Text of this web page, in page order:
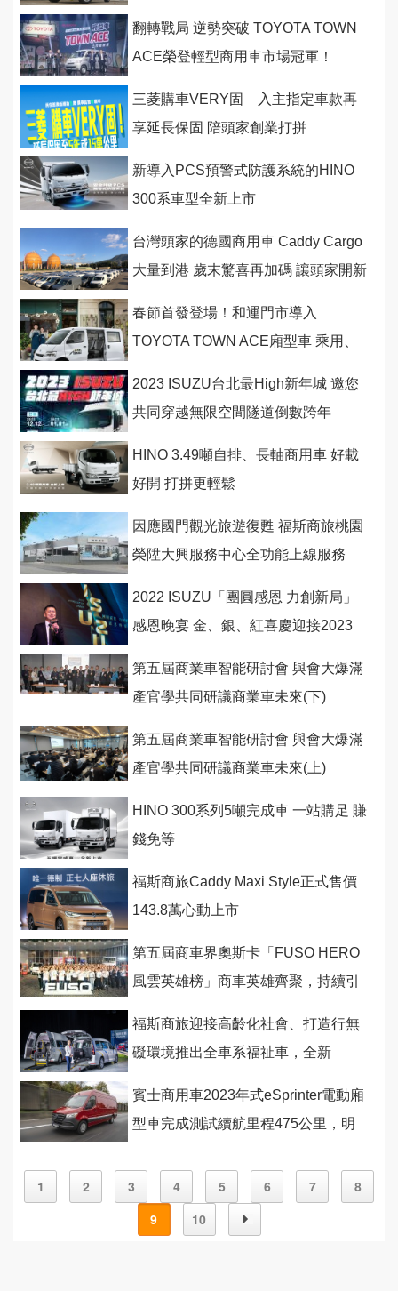
翻轉戰局 逆勢突破 TOYOTA TOWN
ACE榮登輕型商用車市場冠軍！
三菱購車VERY固 入主指定車款再
享延長保固 陪頭家創業打拼
新導入PCS預警式防護系統的HINO
300系車型全新上市
台灣頭家的德國商用車 Caddy Cargo
大量到港 歲末驚喜再加碼 讓頭家開新
春節首發登場！和運門市導入
TOYOTA TOWN ACE廂型車 乘用、
2023 ISUZU台北最High新年城 邀您
共同穿越無限空間隧道倒數跨年
HINO 3.49噸自排、長軸商用車 好載
好開 打拼更輕鬆
因應國門觀光旅遊復甦 福斯商旅桃園
榮陞大興服務中心全功能上線服務
2022 ISUZU「團圓感恩 力創新局」
感恩晚宴 金、銀、紅喜慶迎接2023
第五屆商業車智能研討會 與會大爆滿
產官學共同研議商業車未來(下)
第五屆商業車智能研討會 與會大爆滿
產官學共同研議商業車未來(上)
HINO 300系列5噸完成車 一站購足 賺
錢免等
福斯商旅Caddy Maxi Style正式售價
143.8萬心動上市
第五屆商車界奧斯卡「FUSO HERO
風雲英雄榜」商車英雄齊聚，持續引
福斯商旅迎接高齡化社會、打造行無
礙環境推出全車系福祉車，全新
賓士商用車2023年式eSprinter電動廂
型車完成測試續航里程475公里，明
1 2 3 4 5 6 7
8
9
10